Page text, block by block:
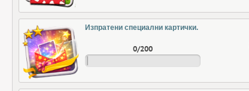
Изпратени специални картички.
0/200